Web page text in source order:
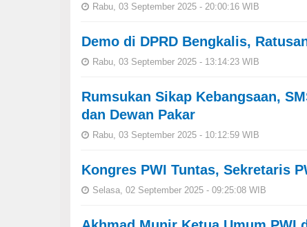
Rabu, 03 September 2025 - 20:00:16 WIB
Demo di DPRD Bengkalis,
Rabu, 03 September 2025 - 13:14:23 WIB
Rumsukan Sikap Kebangsaan,
dan Dewan Pakar
Rabu, 03 September 2025 - 10:12:59 WIB
Kongres PWI Tuntas, Sekretaris
Selasa, 02 September 2025 - 09:25:08 WIB